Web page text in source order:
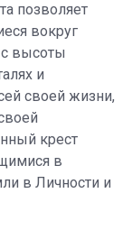
позволяет
вокруг
с высоты
и
своей жизни,
крест
в
в Личности и